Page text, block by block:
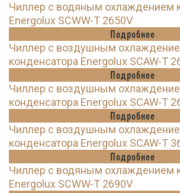
Чиллер с водяным охлаждением
Energolux SCWW-T 2650V
Подробнее
Чиллер с воздушным
конденсатора Energolux SCAW-T
Подробнее
Чиллер с воздушным
конденсатора Energolux SCAW-T
Подробнее
Чиллер с воздушным
конденсатора Energolux SCAW-T
Подробнее
Чиллер с водяным охлаждением
Energolux SCWW-T 2690V